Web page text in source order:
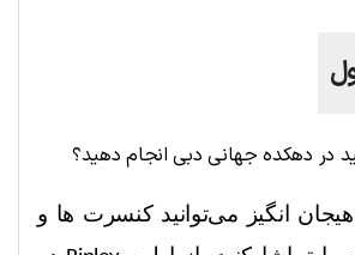
در دهکده جها‌نی د‌بی انجام دهید؟
انگیز می‌توانید کنسرت ها و